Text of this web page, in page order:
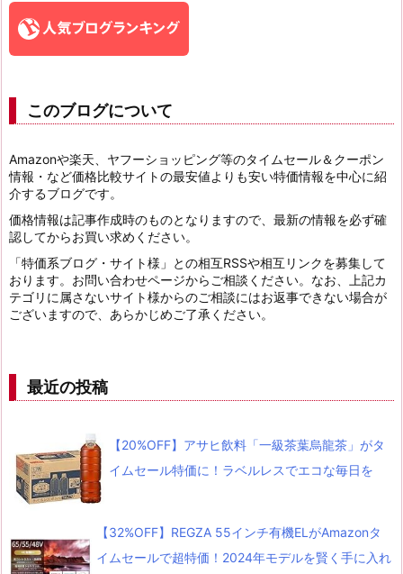
このブログについて
Amazonや楽天、ヤフーショッピング等のタイムセール＆クーポン
情報・など価格比較サイトの最安値よりも安い特価情報を中心に紹
介するブログです。
価格情報は記事作成時のものとなりますので、最新の情報を必ず確
認してからお買い求めください。
「特価系ブログ・サイト様」との相互RSSや相互リンクを募集して
おります。お問い合わせページからご相談ください。なお、上記カ
テゴリに属さないサイト様からのご相談にはお返事できない場合が
ございますので、あらかじめご了承ください。
最近の投稿
【20%OFF】アサヒ飲料「一級茶葉烏龍茶」がタ
イムセール特価に！ラベルレスでエコな毎日を
【32%OFF】REGZA 55インチ有機ELがAmazonタ
イムセールで超特価！2024年モデルを賢く手に入れ